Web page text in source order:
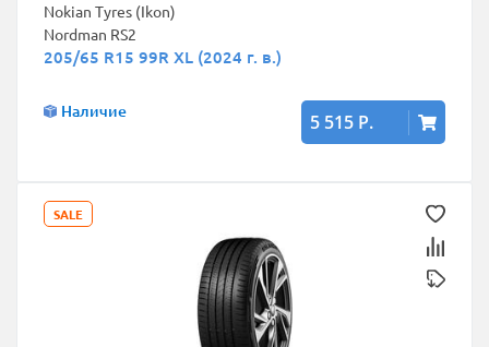
Nokian Tyres (Ikon)
Nordman RS2
205/65 R15 99R XL (2024 г. в.)
Наличие 5 515 Р.
SALE